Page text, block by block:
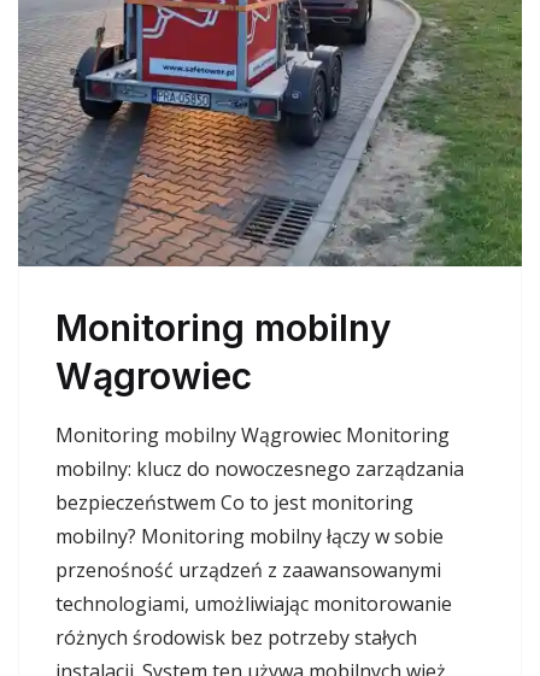
Monitoring mobilny
Wągrowiec
Monitoring mobilny Wągrowiec Monitoring
mobilny: klucz do nowoczesnego zarządzania
bezpieczeństwem Co to jest monitoring
mobilny? Monitoring mobilny łączy w sobie
przenośność urządzeń z zaawansowanymi
technologiami, umożliwiając monitorowanie
różnych środowisk bez potrzeby stałych
instalacji. System ten używa mobilnych wież